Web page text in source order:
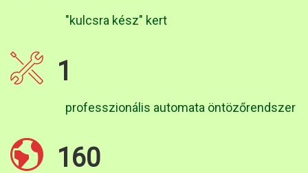
"kulcsra kész" kert
1
professzionális automata öntözőrendszer
160